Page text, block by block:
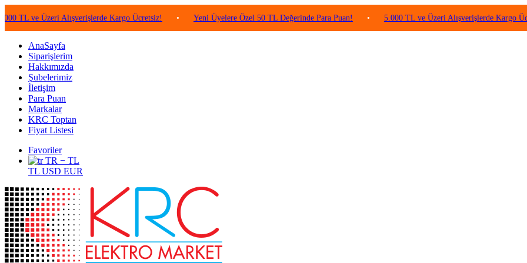
Üzeri Alışverişlerde Kargo Ücretsiz! • Yeni Üyelere Özel 50 TL Değerinde Para Puan! • 5.000 TL ve Üzeri Alışverişlerde Kargo Ücretsiz!
AnaSayfa
Siparişlerim
Hakkımızda
Şubelerimiz
İletişim
Para Puan
Markalar
KRC Toptan
Fiyat Listesi
Favoriler
TR − TL
TL USD EUR